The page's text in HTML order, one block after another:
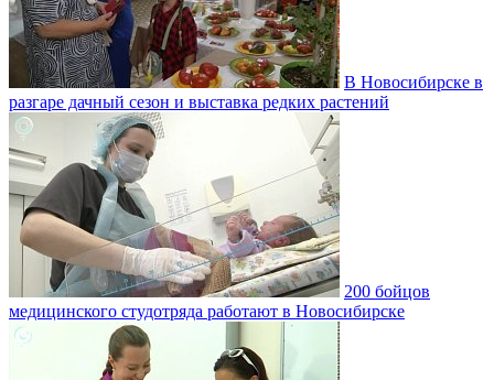
В Новосибирске в
разгаре дачный сезон и выставка редких растений
200 бойцов
медицинского студотряда работают в Новосибирске